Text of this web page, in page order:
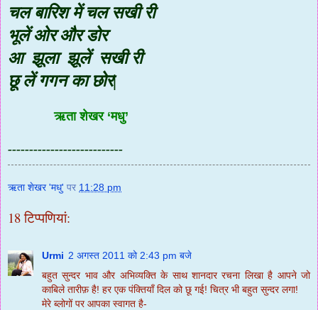
चल बारिश में चल सखी री
भूलें ओर और डोर
आ झूला झूलें सखी री
छू लें गगन का छोर|
ऋता शेखर ‘मधु’
---------------------------
ऋता शेखर 'मधु' पर 11:28 pm
18 टिप्‍पणियां:
Urmi 2 अगस्त 2011 को 2:43 pm बजे
बहुत सुन्दर भाव और अभिव्यक्ति के साथ शानदार रचना लिखा है आपने जो
काबिले तारीफ़ है! हर एक पंक्तियाँ दिल को छू गई! चित्र भी बहुत सुन्दर लगा!
मेरे ब्लोगों पर आपका स्वागत है-